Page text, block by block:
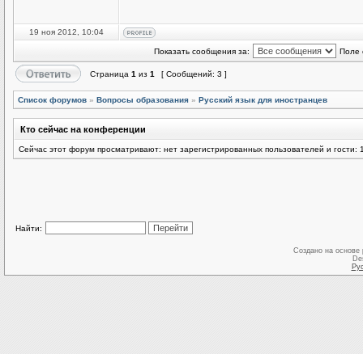
19 ноя 2012, 10:04
Показать сообщения за: Поле
Страница 1 из 1 [ Сообщений: 3 ]
Список форумов » Вопросы образования » Русский язык для иностранцев
Кто сейчас на конференции
Сейчас этот форум просматривают: нет зарегистрированных пользователей и гости:
Найти:
Создано на основе